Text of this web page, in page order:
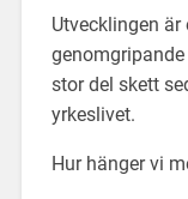
Utvecklingen
stor del skett
yrkeslivet.
Hur hänger vi